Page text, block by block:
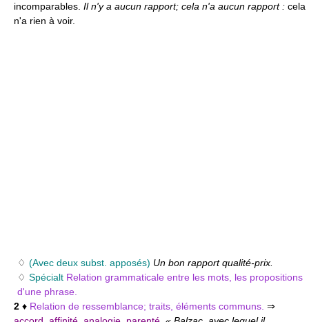
incomparables. Il n'y a aucun rapport; cela n'a aucun rapport : cela
n'a rien à voir.
♢ (Avec deux subst. apposés) Un bon rapport qualité-prix.
♢ Spécialt Relation grammaticale entre les mots, les propositions
d'une phrase.
2 ♦ Relation de ressemblance; traits, éléments communs. ⇒